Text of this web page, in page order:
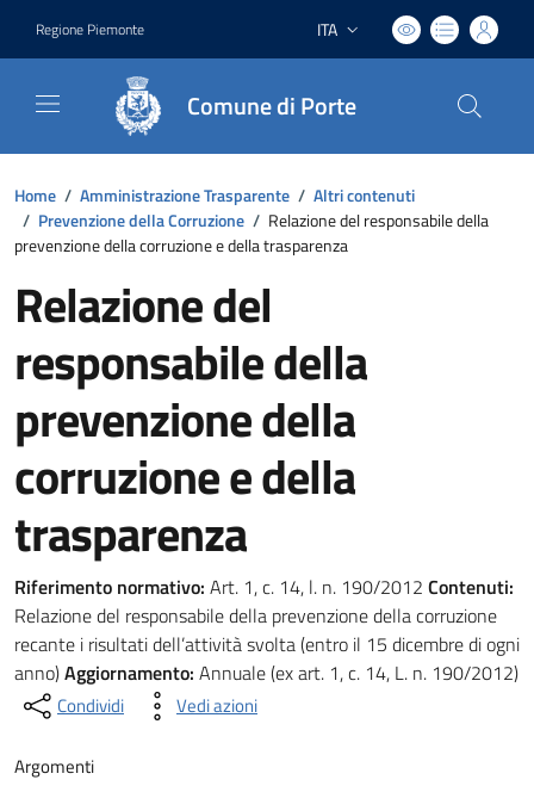
Regione Piemonte Lingua attiva:
ITA
Comune di Porte
Home / Amministrazione Trasparente / Altri contenuti
/ Prevenzione della Corruzione / Relazione del responsabile della
prevenzione della corruzione e della trasparenza
Relazione del
responsabile della
prevenzione della
corruzione e della
trasparenza
Riferimento normativo: Art. 1, c. 14, l. n. 190/2012 Contenuti:
Relazione del responsabile della prevenzione della corruzione
recante i risultati dell’attività svolta (entro il 15 dicembre di ogni
anno)Aggiornamento: Annuale (ex art. 1, c. 14, L. n. 190/2012)
Condividi Vedi azioni
Argomenti